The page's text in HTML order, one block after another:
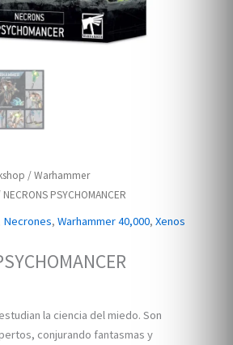
/Warhammer
NECRONS PSYCHOMANCER
Necrones,Warhammer 40,000,Xenos
la ciencia del miedo. Son
conjurando fantasmas y